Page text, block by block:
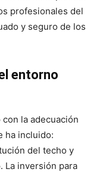
profesionales del
y seguro de los
entorno
la adecuación
ha incluido:
del techo y
La inversión para